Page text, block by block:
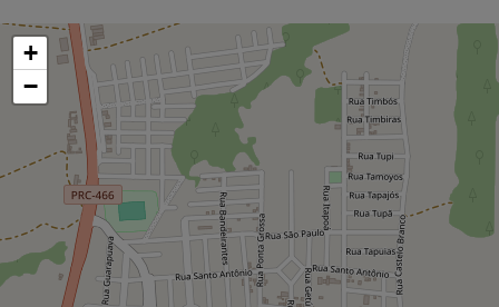
+
−